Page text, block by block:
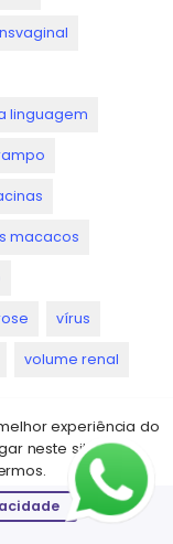
linguagem
macacos
vírus
volume renal
experiência do
neste site você